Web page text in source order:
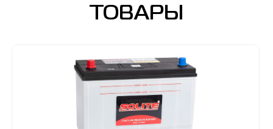
ТОВАРЫ